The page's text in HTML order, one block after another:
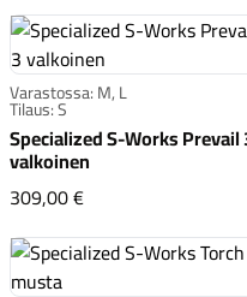
Varastossa: M, L
Tilaus: S
Specialized S-Works Prevail
valkoinen
309,00 €Specialized S-